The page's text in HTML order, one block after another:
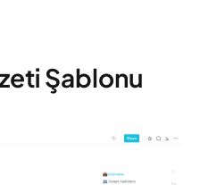
Şablonu